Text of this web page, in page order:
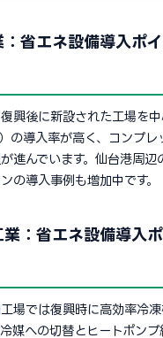
省エネ設備導入ポ
興後に新設された工場を
の導入率が高く、コンプレ
進んでいます。仙台港周辺
の導入事例も増加中です。
：省エネ設備導入
場では復興時に高効率冷
媒への切替とヒートポン